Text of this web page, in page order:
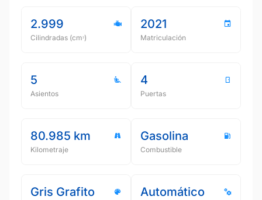
2.999
Cilindradas (cmᵌ)
2021
Matriculación
5
Asientos
4
Puertas
80.985 km
Kilometraje
Gasolina
Combustible
Gris Grafito Automático